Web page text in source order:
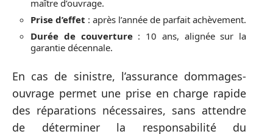
maître d’ouvrage.
Prise d’effet : après l’année de parfait achèvement.
Durée de couverture: 10 ans, alignée sur la
garantie décennale.
En cas de sinistre, l’assurance dommages-
ouvrage permet une prise en charge rapide
des réparations nécessaires, sans attendre
de déterminer la responsabilité du